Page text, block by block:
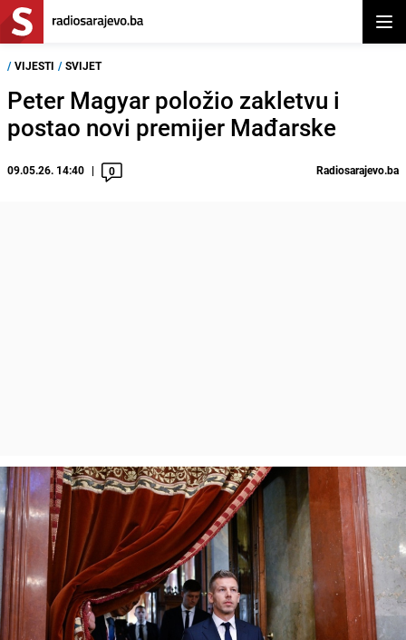
/ VIJESTI / SVIJET
Peter Magyar položio zakletvu i
postao novi premijer Mađarske
09.05.26. 14:40 0 Radiosarajevo.ba